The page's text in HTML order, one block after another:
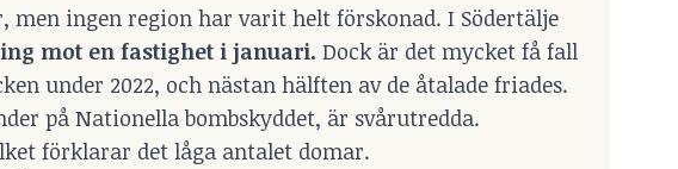
men ingen region har varit helt förskonad. I Södertälje
mot en fastighet i januari. Dock är det mycket få fall
under 2022, och nästan hälften av de åtalade friades.
på Nationella bombskyddet, är svårutredda.
förklarar det låga antalet domar.